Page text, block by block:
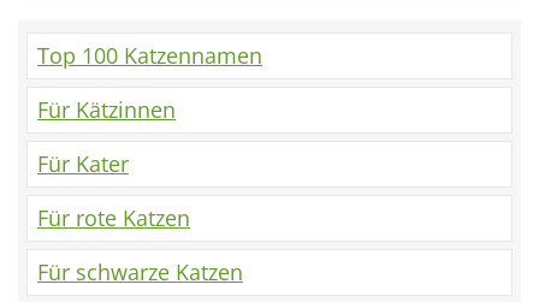
Top 100 Katzennamen
Für Kätzinnen
Für Kater
Für rote Katzen
Für schwarze Katzen